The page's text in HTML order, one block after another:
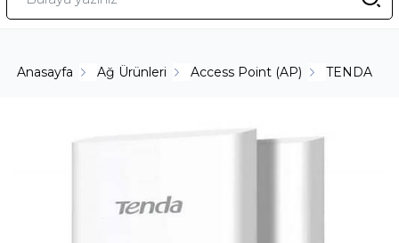
Anasayfa Ağ Ürünleri Access Point (AP) TENDA